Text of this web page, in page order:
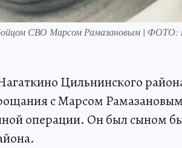
СВО Марсом Рамазановым | ФОТО:
Цильнинского
с Марсом
операции. Он был сыном